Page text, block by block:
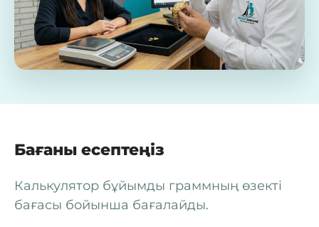
Бағаны есептеңіз
Калькулятор бұйымды граммның өзекті
бағасы бойынша бағалайды.